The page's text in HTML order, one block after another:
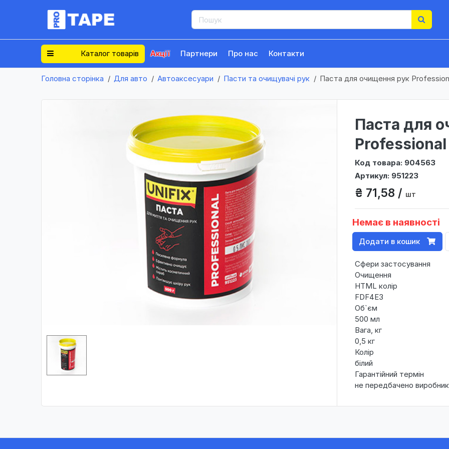
Каталог товарів Акції Партнери Про нас Контакти
Головна сторінка Для авто Автоаксесуари Пасти та очищувачі рук Паста для очищення рук
Паста для
Professional
Код товара: 904563
Артикул: 951223
₴ 71,58 / шт
Немає в наявності
Додати в кошик
Сфери застосування
Очищення
HTML колір
FDF4E3
Об`єм
500 мл
Вага, кг
0,5 кг
Колір
білий
Гарантійний термін
не передбачено